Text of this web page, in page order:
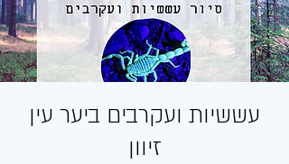
עששיות ועקרבים ביער עין
זיוון